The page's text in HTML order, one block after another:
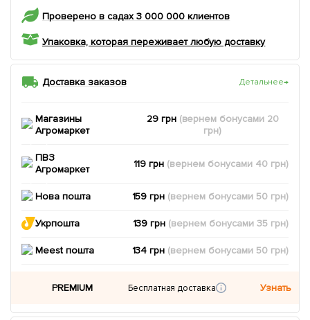
Проверено в садах 3 000 000 клиентов
Упаковка, которая переживает любую доставку
Доставка заказов Детальнее→
Магазины
Агромаркет
29 грн (вернем бонусами 20
грн)
ПВЗ
Агромаркет
119 грн (вернем бонусами 40 грн)
Нова пошта 159 грн (вернем бонусами 50 грн)
Укрпошта 139 грн (вернем бонусами35 грн)
Meest пошта 134 грн (вернем бонусами 50 грн)
PREMIUM Бесплатная доставка Узнать